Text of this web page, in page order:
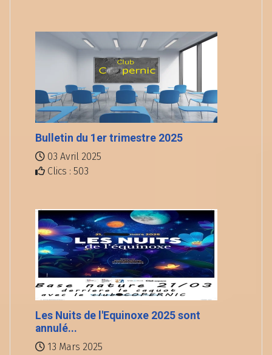
Bulletin du 1er trimestre 2025
03 Avril 2025
Clics : 503
Les Nuits de l'Equinoxe 2025 sont
annulé...
13 Mars 2025